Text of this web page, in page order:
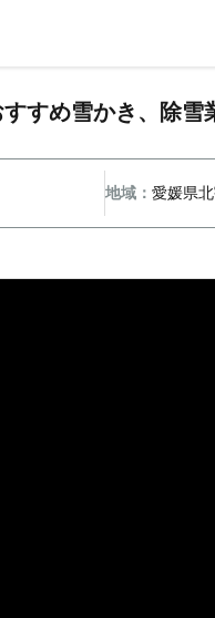
すめ雪かき、除雪
地域：愛媛県